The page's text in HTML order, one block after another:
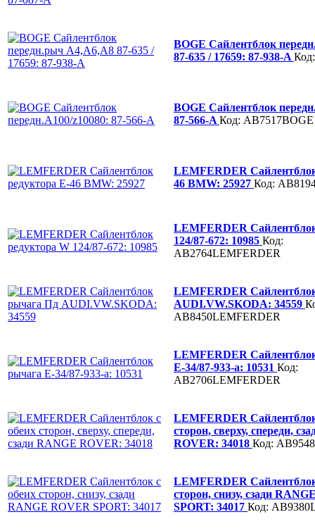
BOGE Сайлентблок
87-635 / 17659: 87-938-A
BOGE Сайлентблок
87-566-A Код: AB7517BOGE
LEMFERDER
46 BMW: 25927 Код:
LEMFERDER
124/87-672: 10985 Код:
AB2764LEMFERDER
LEMFERDER
AUDI.VW.SKODA: 34559
AB8450LEMFERDER
LEMFERDER
Е-34/87-933-a: 10531 Код:
AB2706LEMFERDER
LEMFERDER
сторон, сверху, спереди,
ROVER: 34018 Код:
LEMFERDER
сторон, снизу, сзади
SPORT: 34017 Код: